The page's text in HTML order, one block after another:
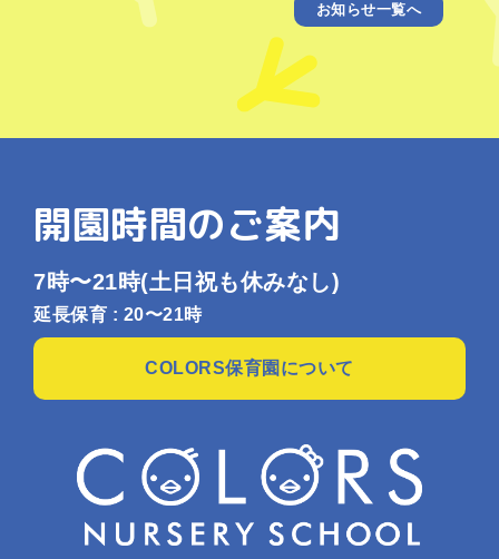
お知らせ一覧へ
開園時間のご案内
7時〜21時(土日祝も休みなし)
延長保育 : 20〜21時
COLORS保育園について